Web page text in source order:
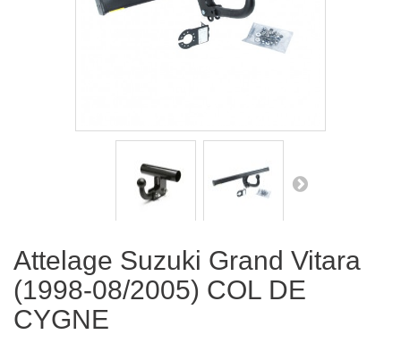
Attelage Suzuki Grand Vitara
(1998-08/2005) COL DE
CYGNE